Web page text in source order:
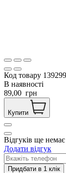
Код товару 139299
В наявності
89,00 грн
Купити
Відгуків ще немає
Додати відгук